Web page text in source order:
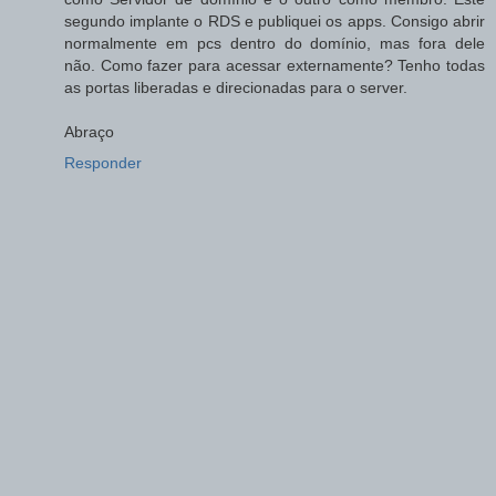
segundo implante o RDS e publiquei os apps. Consigo abrir
normalmente em pcs dentro do domínio, mas fora dele
não. Como fazer para acessar externamente? Tenho todas
as portas liberadas e direcionadas para o server.
Abraço
Responder